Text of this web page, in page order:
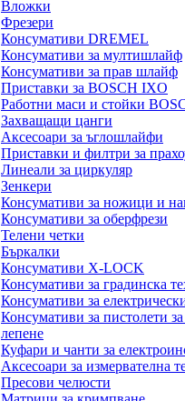
Вложки
Фрезери
Консумативи DREMEL
Консумативи за мултишлайф
Консумативи за прав шлайф
Приставки за BOSCH IXO
Работни маси и стойки
Захващащи цанги
Аксесоари за ъглошлайфи
Приставки и филтри за
Линеали за циркуляр
Зенкери
Консумативи за ножици и
Консумативи за оберфрези
Телени четки
Бъркалки
Консумативи X-LOCK
Консумативи за градинска
Консумативи за
Консумативи за пистолети
лепене
Куфари и чанти за
Аксесоари за измервателна
Пресови челюсти